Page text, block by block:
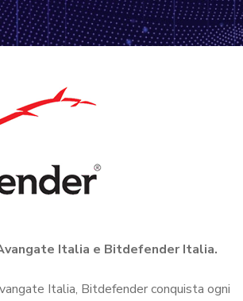
Italia e Bitdefender Italia.
Italia, Bitdefender conquista ogni